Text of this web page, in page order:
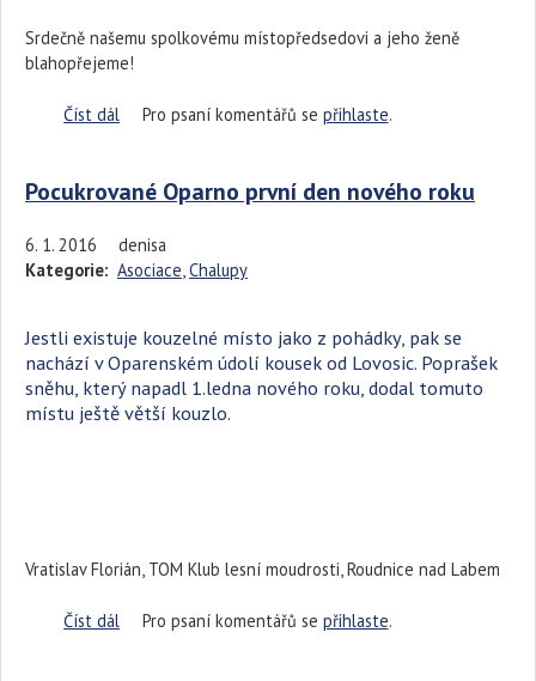
Srdečně našemu spolkovému místopředsedovi a jeho ženě
blahopřejeme!
Číst dál Blahopřejeme do Ústí nad Labem
Pro psaní komentářů se přihlaste.
Pocukrované Oparno první den nového roku
6. 1. 2016
denisa
Kategorie: Asociace Chalupy
Jestli existuje kouzelné místo jako z pohádky, pak se
nachází v Oparenském údolí kousek od Lovosic. Poprašek
sněhu, který napadl 1.ledna nového roku, dodal tomuto
místu ještě větší kouzlo.
Vratislav Florián, TOM Klub lesní moudrosti, Roudnice nad Labem
Číst dál Pocukrované Oparno první den nového roku
Pro psaní komentářů se přihlaste.